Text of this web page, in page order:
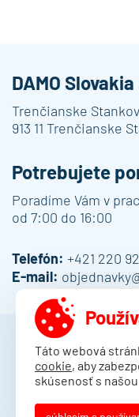
DAMO
Trenčianske
913 11 Trenčianske
Potrebujete
Poradíme Vám v
od 7:00 do 16:00
Telefón: +421 220
E-mail:
© 2013 -
Táto webová
cookie, aby
skúsenosť s